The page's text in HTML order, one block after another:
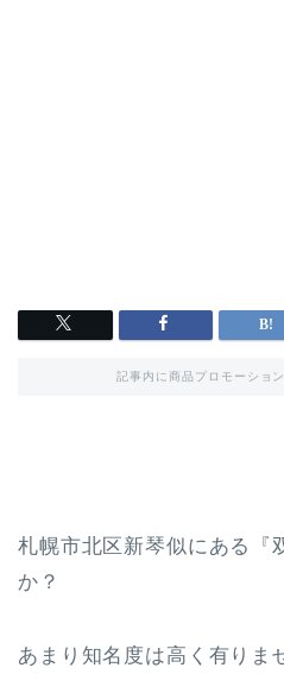
記事内に商品プロモーショ
札幌市北区新琴似にある『
か？
あまり知名度は高く有りま